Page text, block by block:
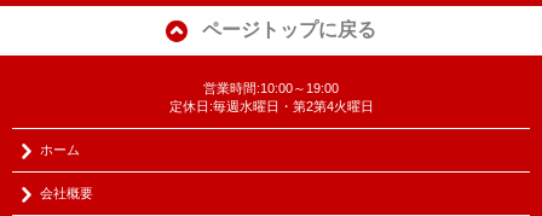
ページトップに戻る
営業時間:10:00～19:00
定休日:毎週水曜日・第2第4火曜日
ホーム
会社概要